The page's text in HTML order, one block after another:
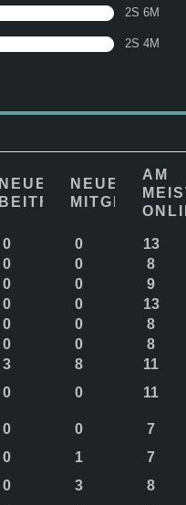
2S 6M
2S 4M
NEUE
BEITRÄGE
NEUE
MITGLIEDER
AM
0 0
13
0 0
8
0 0
9
0 0
13
0 0
8
0 0
8
3 8
11
0 0
11
0 0
7
0 1
7
0 3
8